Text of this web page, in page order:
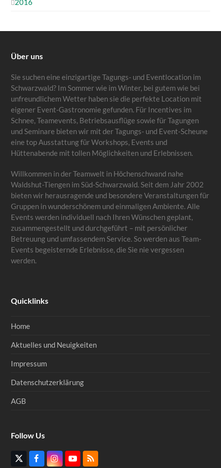
2016
Über uns
Sie suchen eine einzigartige Tagungs- und Eventlocation im
Schwarzwald? Im Sommer wie im Winter, bei gutem wie bei
unfreundlichem Wetter haben sie die perfekte Location mit
eigener Event-Gastronomie gefunden. Für Incentives im
Schnee, Teamevents, Betriebsausflüge sowie für Tagungen
und Seminare bieten wir mit der Tagungs- und Event-Scheune
eine top Ausstattung für Workshops, Events und
Hüttenabende mit tollen Möglichkeiten und Erlebnissen.
Willkommen in der Teamwelt in Höchenschwand nahe
Waldshut-Tiengen im Süd-Schwarzwald. Seit dem Jahr 2002
bieten wir herausragende und besondere Veranstaltungen für
Gruppen in wunderschönem und einmaligen Ambiente. Alle
Events werden individuell nach Ihren Wünschen geplant,
zusammengestellt und durchgeführt – mit persönlicher
Betreuung und umfassendem Service. So werden aus Team-
Events begeisternde Erlebnisse, die Sie nie vergessen
werden.
Quicklinks
Home
Aktuelles und Neuigkeiten
Impressum
Datenschutzerklärung
AGB
Follow Us
TwitterFacebookInstagram
YouTube
RSS